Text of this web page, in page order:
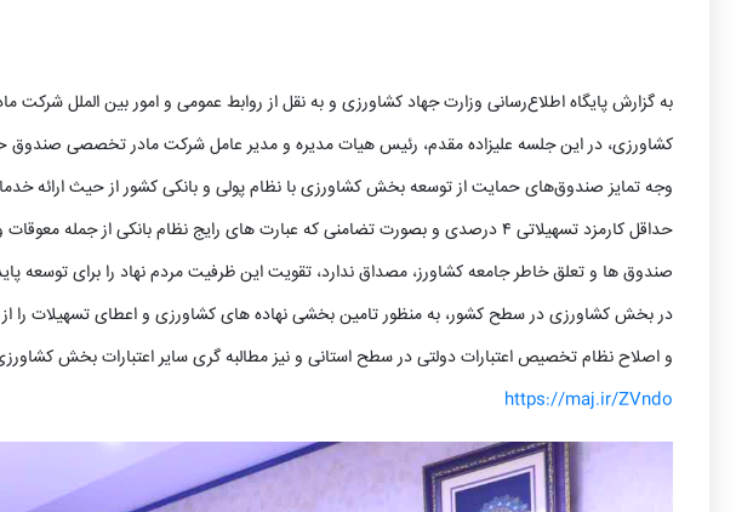
به گزارش پایگاه اطلاع‌رسانی وزارت جهاد کشاورزی و به نقل از روابط عمومی و امور بین الملل
کشاورزی، در این جلسه علیزاده مقدم، رئیس هیات مدیره و مدیر عامل شرکت مادر تخصصی صندوق
وجه تمایز صندوق‌های حمایت از توسعه بخش کشاورزی با نظام پولی و بانکی کشور از حیث ارائه
حداقل کارمزد تسهیلاتی ۴ درصدی و بصورت تضامنی که عبارت های رایج نظام بانکی از
صندوق ها و تعلق خاطر جامعه کشاورز، مصداق ندارد، تقویت این ظرفیت مردم نهاد را برای توسعه
در بخش کشاورزی در سطح کشور، به منظور تامین بخشی نهاده های کشاورزی و اعطای تسهیلات را از
و اصلاح نظام تخصیص اعتبارات دولتی در سطح استانی و نیز مطالبه گری سایر اعتبارات بخش
https://maj.ir/ZVndo